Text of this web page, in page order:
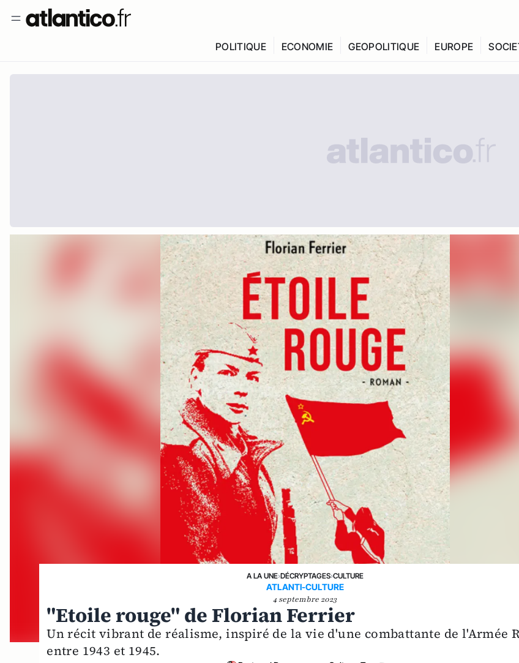
POLITIQUE ECONOMIE GEOPOLITIQUE EUROPE
A LA UNE›DÉCRYPTAGES›CULTURE
ATLANTI-CULTURE
4 septembre 2023
"Etoile rouge" de Florian Ferrier
Un récit vibrant de réalisme, inspiré de la vie d'une combattante de l'Armée
entre 1943 et 1945.